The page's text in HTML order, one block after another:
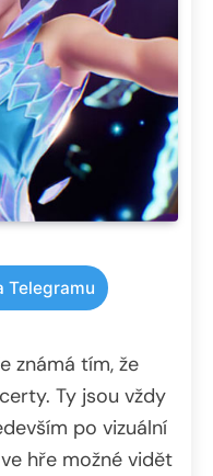
Telegramu
známá tím, že
Ty jsou vždy
po vizuální
hře možné vidět